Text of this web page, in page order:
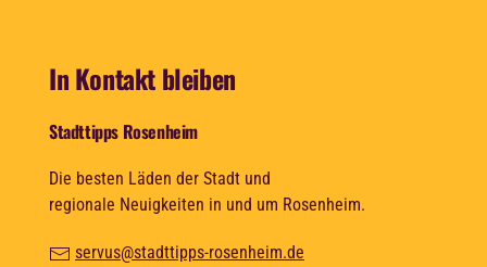
In Kontakt bleiben
Stadttipps Rosenheim
Die besten Läden der Stadt und
regionale Neuigkeiten in und um Rosenheim.
servus@stadttipps-rosenheim.de